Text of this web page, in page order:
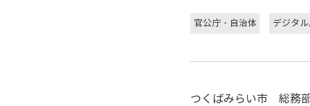
官公庁・自治体 デジタ
つくばみらい市 総務